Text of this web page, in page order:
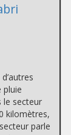
pluie
le secteur
kilomètres,
parle